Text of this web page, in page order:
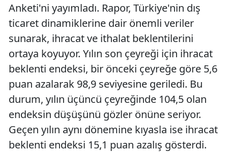
Anketi'ni yayımladı. Rapor, Türkiye'nin dış
ticaret dinamiklerine dair önemli veriler
sunarak, ihracat ve ithalat beklentilerini
ortaya koyuyor. Yılın son çeyreği için ihracat
beklenti endeksi, bir önceki çeyreğe göre 5,6
puan azalarak 98,9 seviyesine geriledi. Bu
durum, yılın üçüncü çeyreğinde 104,5 olan
endeksin düşüşünü gözler önüne seriyor.
Geçen yılın aynı dönemine kıyasla ise ihracat
beklenti endeksi 15,1 puan azalış gösterdi.